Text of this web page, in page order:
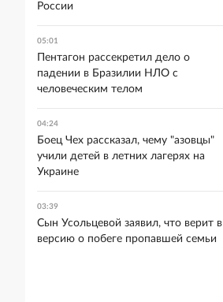
России
05:01
Пентагон рассекретил дело о
падении в Бразилии НЛО с
человеческим телом
04:24
Боец Чех рассказал, чему "азовцы"
учили детей в летних лагерях на
Украине
03:39
Сын Усольцевой заявил, что верит в
версию о побеге пропавшей семьи